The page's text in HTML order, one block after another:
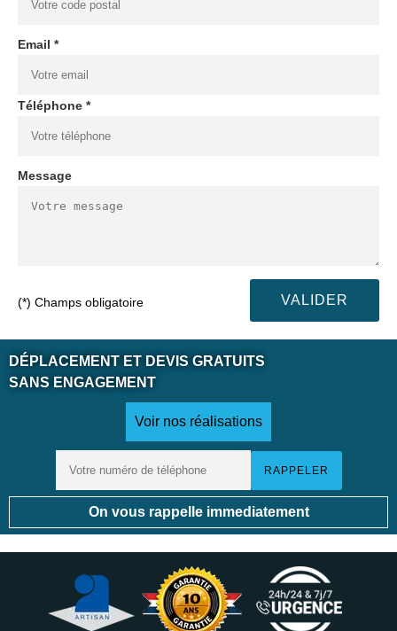
Email *
Téléphone *
Message
(*) Champs obligatoire
DÉPLACEMENT ET DEVIS GRATUITS
SANS ENGAGEMENT
Voir nos réalisations
On vous rappelle immediatement